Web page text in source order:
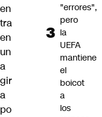
en
tra
en
un
a
gir
a
po
"errores",
pero
la
UEFA
mantiene
el
boicot
a
los